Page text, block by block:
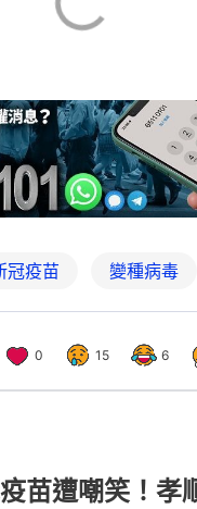
冠疫苗 變種病毒
0 15 6
苗遭嘲笑！孝